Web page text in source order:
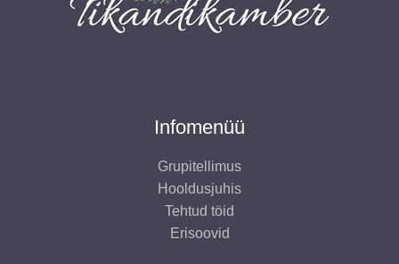
Infomenüü
Grupitellimus
Hooldusjuhis
Tehtud töid
Erisoovid